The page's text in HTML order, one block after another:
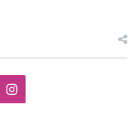
Instagram